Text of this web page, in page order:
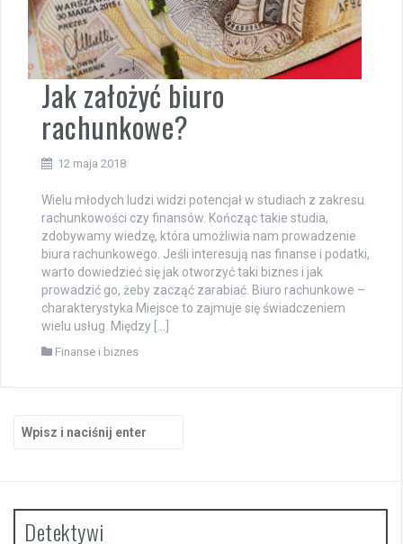
Jak założyć biuro
rachunkowe?
12 maja 2018
Wielu młodych ludzi widzi potencjał w studiach z zakresu
rachunkowości czy finansów. Kończąc takie studia,
zdobywamy wiedzę, która umożliwia nam prowadzenie
biura rachunkowego. Jeśli interesują nas finanse i podatki,
warto dowiedzieć się jak otworzyć taki biznes i jak
prowadzić go, żeby zacząć zarabiać. Biuro rachunkowe –
charakterystyka Miejsce to zajmuje się świadczeniem
wielu usług. Między […]
Finanse i biznes
Detektywi